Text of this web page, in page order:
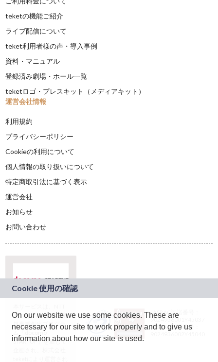
teketの機能ご紹介
ライブ配信について
teket利用者様の声・導入事例
資料・マニュアル
登録済み劇場・ホール一覧
teketロゴ・プレスキット（メディアキット）
運営会社情報
利用規約
プライバシーポリシー
Cookieの利用について
個人情報の取り扱いについて
特定商取引法に基づく表示
運営会社
お知らせ
お問い合わせ
ドコモグループの新
規事業創出プログラ
ム「docomo
STARTUP」を通じて
JASRAC許諾番号：
9024936001Y45037
JASRAC許諾番号：
On our website we use some cookies. These are
necessary for our site to work properly and to give us
information about how our site is used.